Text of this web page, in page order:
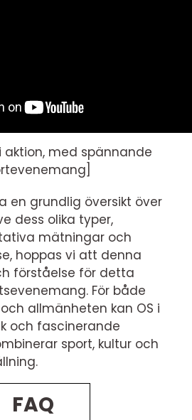
aktion, med spännande
en grundlig översikt över
dess olika typer,
mätningar och
hoppas vi att denna
förståelse för detta
För både
allmänheten kan OS i
och fascinerande
sport, kultur och
FAQ